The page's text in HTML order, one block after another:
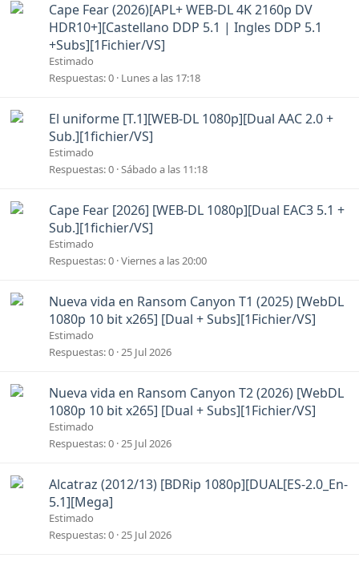
Cape Fear (2026)[APL+ WEB-DL 4K 2160p DV
HDR10+][Castellano DDP 5.1 | Ingles DDP 5.1
+Subs][1Fichier/VS]
Estimado
Respuestas 0 Lunes a las 17:18
El uniforme [T.1][WEB-DL 1080p][Dual AAC 2.0 +
Sub.][1fichier/VS]
Estimado
Respuestas 0 Sábado a las 11:18
Cape Fear [2026] [WEB-DL 1080p][Dual EAC3 5.1 +
Sub.][1fichier/VS]
Estimado
Respuestas 0 Viernes a las 20:00
Nueva vida en Ransom Canyon T1 (2025) [WebDL
1080p 10 bit x265] [Dual + Subs][1Fichier/VS]
Estimado
Respuestas 0 25 Jul 2026
Nueva vida en Ransom Canyon T2 (2026) [WebDL
1080p 10 bit x265] [Dual + Subs][1Fichier/VS]
Estimado
Respuestas 0 25 Jul 2026
Alcatraz (2012/13) [BDRip 1080p][DUAL[ES-2.0_En-
5.1][Mega]
Estimado
Respuestas 0 25 Jul 2026